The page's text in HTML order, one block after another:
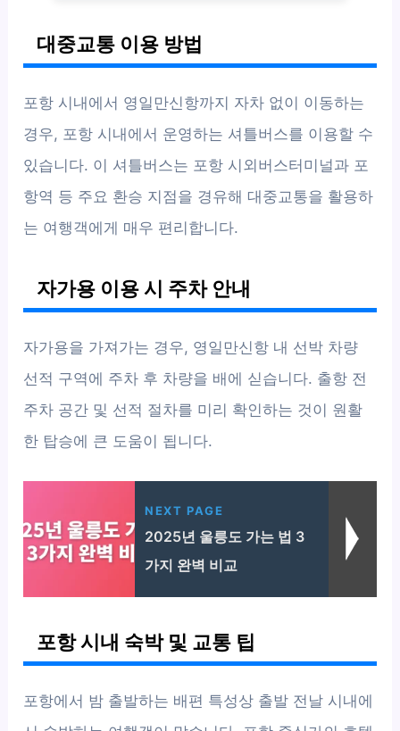
대중교통 이용 방법
포항 시내에서 영일만신항까지 자차 없이 이동하는
경우, 포항 시내에서 운영하는 셔틀버스를 이용할 수
있습니다. 이 셔틀버스는 포항 시외버스터미널과 포
항역 등 주요 환승 지점을 경유해 대중교통을 활용하
는 여행객에게 매우 편리합니다.
자가용 이용 시 주차 안내
자가용을 가져가는 경우, 영일만신항 내 선박 차량
선적 구역에 주차 후 차량을 배에 싣습니다. 출항 전
주차 공간 및 선적 절차를 미리 확인하는 것이 원활
한 탑승에 큰 도움이 됩니다.
NEXT PAGE
2025년 울릉도 가는 법 3
가지 완벽 비교
포항 시내 숙박 및 교통 팁
포항에서 밤 출발하는 배편 특성상 출발 전날 시내에